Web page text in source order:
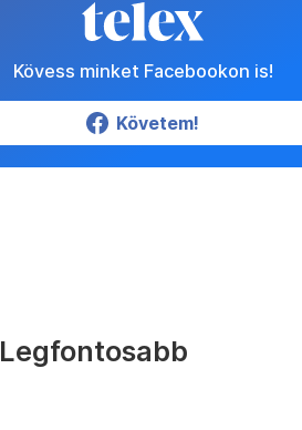
Kövess minket Facebookon is!
Követem!
Legfontosabb